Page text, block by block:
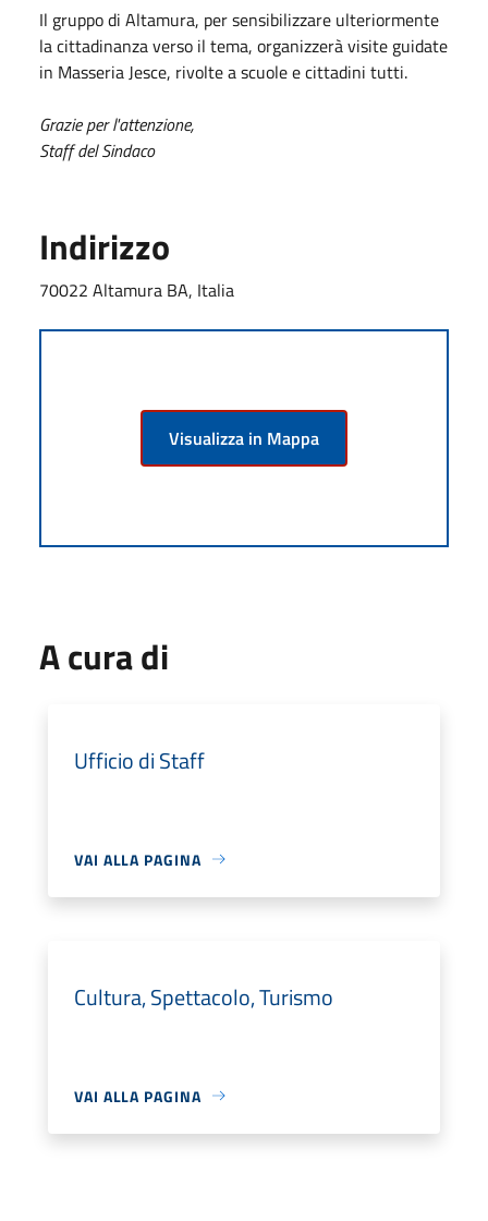
Il gruppo di Altamura, per sensibilizzare ulteriormente
la cittadinanza verso il tema, organizzerà visite guidate
in Masseria Jesce, rivolte a scuole e cittadini tutti.
Grazie per l'attenzione,
Staff del Sindaco
Indirizzo
70022 Altamura BA, Italia
Visualizza in Mappa
A cura di
Ufficio di Staff
VAI ALLA PAGINA
Cultura, Spettacolo, Turismo
VAI ALLA PAGINA